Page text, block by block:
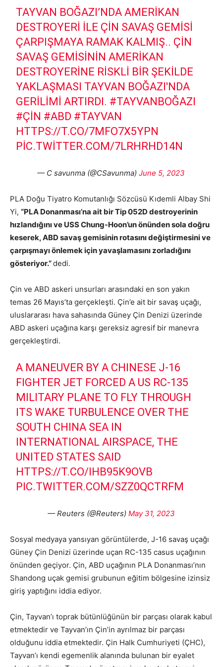
TAYVAN BOĞAZI’NDA AMERIKAN
DESTROYERI ILE ÇIN SAVAŞ GEMISI
ÇARPIŞMAYA RAMAK KALMIŞ.. ÇIN
SAVAŞ GEMISININ AMERIKAN
DESTROYERINE RISKLI BIR ŞEKILDE
YAKLAŞMASI TAYVAN BOĞAZI'NDA
GERILIMI ARTIRDI. #TAYVANBOĞAZI
#ÇIN #ABD #TAYVAN
HTTPS://T.CO/7MFO7X5YPN
PIC.TWITTER.COM/7LRHRHD14N
— C savunma (@CSavunma) June 5, 2023
PLA Doğu Tiyatro Komutanlığı Sözcüsü Kıdemli Albay Shi
Yi, “PLA Donanması’na ait bir Tip 052D destroyerinin
hızlandığını ve USS Chung-Hoon’un önünden sola doğru
keserek, ABD savaş gemisinin rotasını değiştirmesini ve
çarpışmayı önlemek için yavaşlamasını zorladığını
gösteriyor.”dedi.
Çin ve ABD askeri unsurları arasındaki en son yakın
temas 26 Mayıs’ta gerçekleşti. Çin’e ait bir savaş uçağı,
uluslararası hava sahasında Güney Çin Denizi üzerinde
ABD askeri uçağına karşı gereksiz agresif bir manevra
gerçekleştirdi.
A MANEUVER BY A CHINESE J-16
FIGHTER JET FORCED A US RC-135
MILITARY PLANE TO FLY THROUGH
ITS WAKE TURBULENCE OVER THE
SOUTH CHINA SEA IN
INTERNATIONAL AIRSPACE, THE
UNITED STATES SAID
HTTPS://T.CO/IHB95K9OVB
PIC.TWITTER.COM/SZZ0QCTRFM
— Reuters (@Reuters) May 31, 2023
Sosyal medyaya yansıyan görüntülerde, J-16 savaş uçağı
Güney Çin Denizi üzerinde uçan RC-135 casus uçağının
önünden geçiyor. Çin, ABD uçağının PLA Donanması’nın
Shandong uçak gemisi grubunun eğitim bölgesine izinsiz
giriş yaptığını iddia ediyor.
Çin, Tayvan’ı toprak bütünlüğünün bir parçası olarak kabul
etmektedir ve Tayvan’ın Çin’in ayrılmaz bir parçası
olduğunu iddia etmektedir. Çin Halk Cumhuriyeti (ÇHC),
Tayvan’ı kendi egemenlik alanında bulunan bir eyalet